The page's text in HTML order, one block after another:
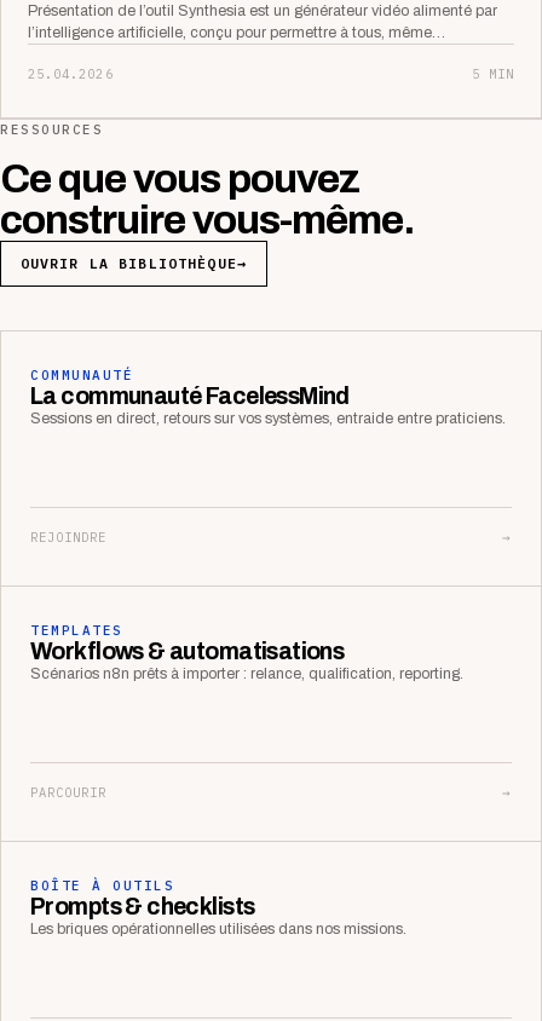
Présentation de l’outil Synthesia est un générateur vidéo alimenté par
l’intelligence artificielle, conçu pour permettre à tous, même…
25.04.2026 5 MIN
RESSOURCES
Ce que vous pouvez
construire vous-même.
OUVRIR LA BIBLIOTHÈQUE→
COMMUNAUTÉ
La communauté FacelessMind
Sessions en direct, retours sur vos systèmes, entraide entre praticiens.
REJOINDRE →
TEMPLATES
Workflows & automatisations
Scénarios n8n prêts à importer : relance, qualification, reporting.
PARCOURIR →
BOÎTE À OUTILS
Prompts & checklists
Les briques opérationnelles utilisées dans nos missions.